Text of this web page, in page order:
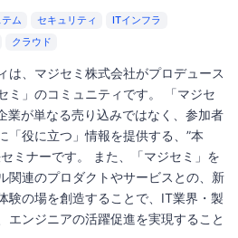
ム セキュリティ
ITインフラ
クラウド
は、マジセミ株式会社がプロデュース
ミ」のコミュニティです。 「マジセ
業が単なる売り込みではなく、参加者
「役に立つ」情報を提供する、”本
ミナーです。 また、「マジセミ」を
関連のプロダクトやサービスとの、新
験の場を創造することで、IT業界・製
エンジニアの活躍促進を実現すること